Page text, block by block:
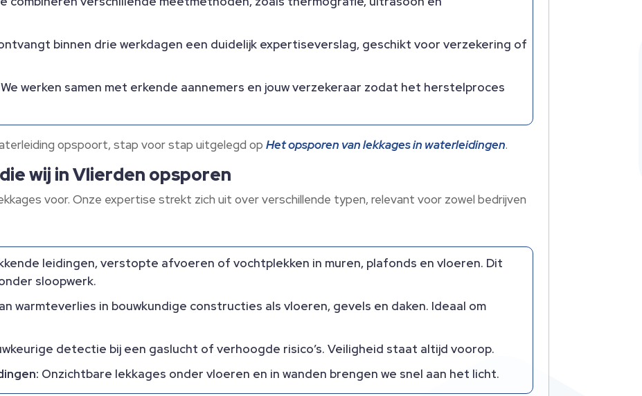
binnen drie werkdagen een duidelijk expertiseverslag, geschikt voor verzekering of
We werken samen met erkende aannemers en jouw verzekeraar zodat het herstelproces
opspoort, stap voor stap uitgelegd opHet opsporen van lekkages in waterleidingen.​
wij in Vlierden opsporen
voor.​ Onze expertise strekt zich uit over verschillende typen, relevant voor zowel bedrijven
leidingen, verstopte afvoeren of vochtplekken in muren, plafonds en vloeren.​ Dit
sloopwerk.​
warmteverlies in bouwkundige constructies als vloeren, gevels en daken.​ Ideaal om
detectie bij een gaslucht of verhoogde risico’s.​ Veiligheid staat altijd voorop.​
Onzichtbare lekkages onder vloeren en in wanden brengen we snel aan het licht.​